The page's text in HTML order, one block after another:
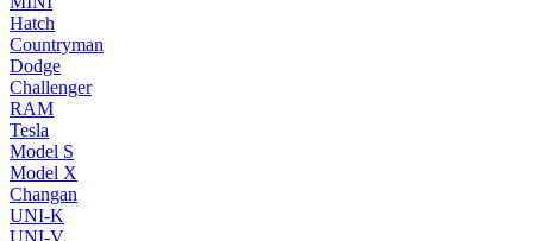
Hatch
Countryman
Dodge
Challenger
RAM
Tesla
Model S
Model X
Changan
UNI-K
UNI-V